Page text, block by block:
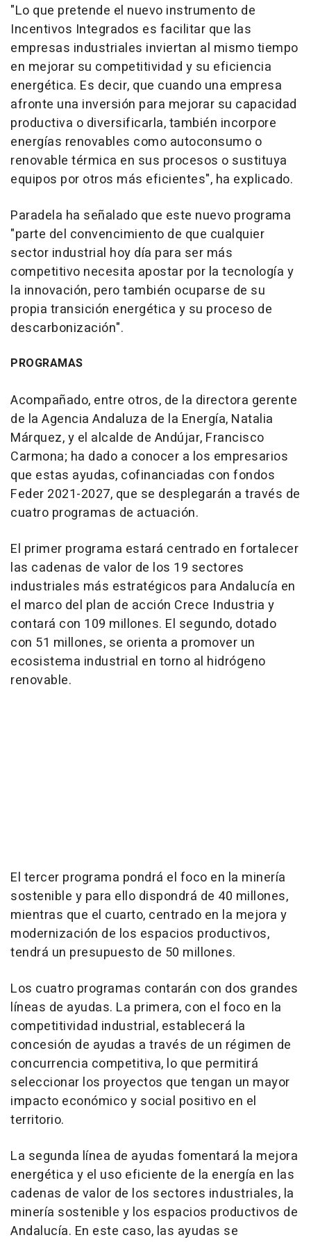
"Lo que pretende el nuevo instrumento de
Incentivos Integrados es facilitar que las
empresas industriales inviertan al mismo tiempo
en mejorar su competitividad y su eficiencia
energética. Es decir, que cuando una empresa
afronte una inversión para mejorar su capacidad
productiva o diversificarla, también incorpore
energías renovables como autoconsumo o
renovable térmica en sus procesos o sustituya
equipos por otros más eficientes", ha explicado.
Paradela ha señalado que este nuevo programa
"parte del convencimiento de que cualquier
sector industrial hoy día para ser más
competitivo necesita apostar por la tecnología y
la innovación, pero también ocuparse de su
propia transición energética y su proceso de
descarbonización".
PROGRAMAS
Acompañado, entre otros, de la directora gerente
de la Agencia Andaluza de la Energía, Natalia
Márquez, y el alcalde de Andújar, Francisco
Carmona; ha dado a conocer a los empresarios
que estas ayudas, cofinanciadas con fondos
Feder 2021-2027, que se desplegarán a través de
cuatro programas de actuación.
El primer programa estará centrado en fortalecer
las cadenas de valor de los 19 sectores
industriales más estratégicos para Andalucía en
el marco del plan de acción Crece Industria y
contará con 109 millones. El segundo, dotado
con 51 millones, se orienta a promover un
ecosistema industrial en torno al hidrógeno
renovable.
El tercer programa pondrá el foco en la minería
sostenible y para ello dispondrá de 40 millones,
mientras que el cuarto, centrado en la mejora y
modernización de los espacios productivos,
tendrá un presupuesto de 50 millones.
Los cuatro programas contarán con dos grandes
líneas de ayudas. La primera, con el foco en la
competitividad industrial, establecerá la
concesión de ayudas a través de un régimen de
concurrencia competitiva, lo que permitirá
seleccionar los proyectos que tengan un mayor
impacto económico y social positivo en el
territorio.
La segunda línea de ayudas fomentará la mejora
energética y el uso eficiente de la energía en las
cadenas de valor de los sectores industriales, la
minería sostenible y los espacios productivos de
Andalucía. En este caso, las ayudas se